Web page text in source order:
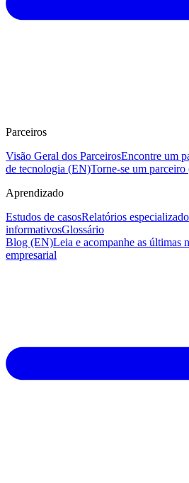
Parceiros
Visão Geral dos ParceirosEncontre um
de tecnologia (EN)Torne-se um
Aprendizado
Estudos de casosRelatórios
informativosGlossário
Blog (EN)Leia e acompanhe as últimas
empresarial